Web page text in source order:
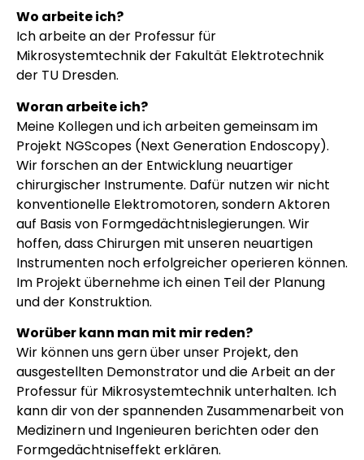
Wo arbeite ich?
Ich arbeite an der Professur für
Mikrosystemtechnik der Fakultät Elektrotechnik
der TU Dresden.
Woran arbeite ich?
Meine Kollegen und ich arbeiten gemeinsam im
Projekt NGScopes (Next Generation Endoscopy).
Wir forschen an der Entwicklung neuartiger
chirurgischer Instrumente. Dafür nutzen wir nicht
konventionelle Elektromotoren, sondern Aktoren
auf Basis von Formgedächtnislegierungen. Wir
hoffen, dass Chirurgen mit unseren neuartigen
Instrumenten noch erfolgreicher operieren können.
Im Projekt übernehme ich einen Teil der Planung
und der Konstruktion.
Worüber kann man mit mir reden?
Wir können uns gern über unser Projekt, den
ausgestellten Demonstrator und die Arbeit an der
Professur für Mikrosystemtechnik unterhalten. Ich
kann dir von der spannenden Zusammenarbeit von
Medizinern und Ingenieuren berichten oder den
Formgedächtniseffekt erklären.